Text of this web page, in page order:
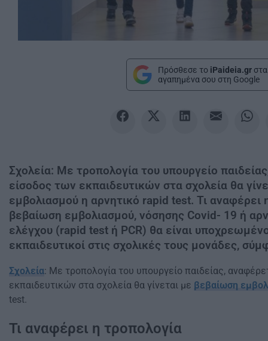
Πρόσθεσε το iPaideia.gr στα
αγαπημένα σου στη Google
Σχολεία: Με τροπολογία του υπουργείο
είσοδος των εκπαιδευτικών στα σχολεία θα
εμβολιασμού η αρνητικό rapid test. Τι
βεβαίωση εμβολιασμού, νόσησης Covid- 19 ή
ελέγχου (rapid test ή PCR) θα είναι
εκπαιδευτικοί στις σχολικές τους μονάδες,
Σχολεία: Με τροπολογία του υπουργείο παιδείας,
εκπαιδευτικών στα σχολεία θα γίνεται με βεβαίωση
test.
Τι αναφέρει η τροπολογία